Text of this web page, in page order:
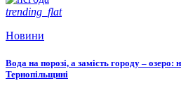
trending_flat
Новини
Вода на порозі, а замість городу – озеро:
Тернопільщині